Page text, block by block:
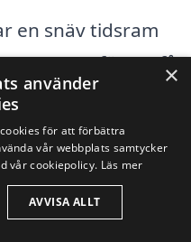
en snäv tidsram
resurser för att få
kan öka
uppskattning är
offerter från
×
använder
för att förbättra
vår webbplats samtycker
vår cookiepolicy. Läs mer
AVVISA ALLT